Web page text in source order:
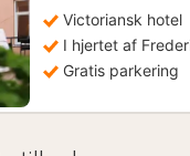
Victoriansk hotel
I hjertet af
Gratis parkering